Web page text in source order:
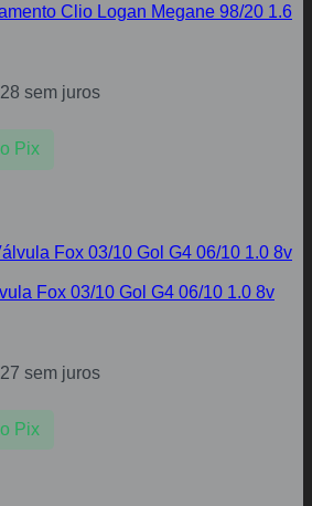
Clio Logan Megane 98/20 1.6
sem juros
Pix
Fox 03/10 Gol G4 06/10 1.0 8v
sem juros
Pix